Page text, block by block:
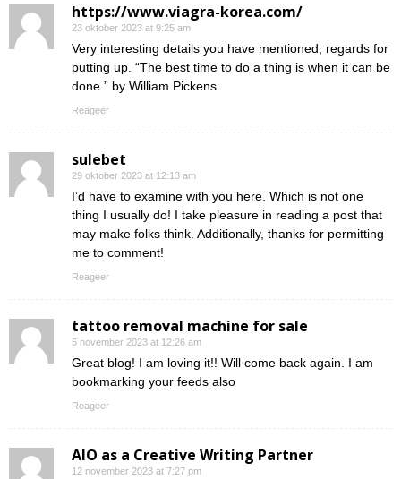
https://www.viagra-korea.com/
23 oktober 2023 at 9:25 am
Very interesting details you have mentioned, regards for
putting up. “The best time to do a thing is when it can be
done.” by William Pickens.
Reageer
sulebet
29 oktober 2023 at 12:13 am
I’d have to examine with you here. Which is not one
thing I usually do! I take pleasure in reading a post that
may make folks think. Additionally, thanks for permitting
me to comment!
Reageer
tattoo removal machine for sale
5 november 2023 at 12:26 am
Great blog! I am loving it!! Will come back again. I am
bookmarking your feeds also
Reageer
AIO as a Creative Writing Partner
12 november 2023 at 7:27 pm